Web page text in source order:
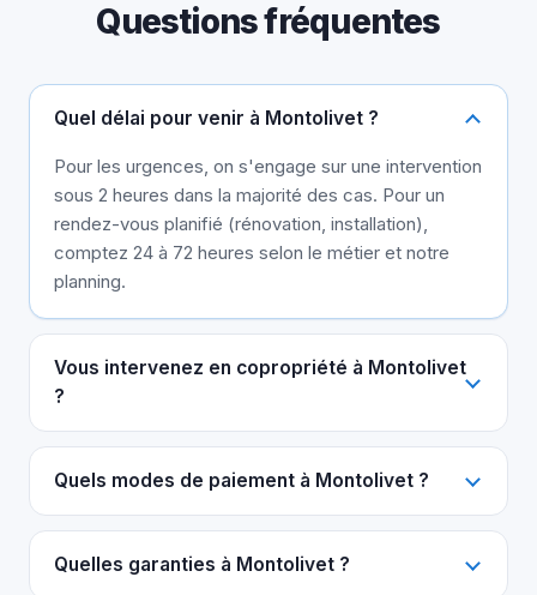
Questions fréquentes
Quel délai pour venir à Montolivet ?
Pour les urgences, on s'engage sur une intervention
sous 2 heures dans la majorité des cas. Pour un
rendez-vous planifié (rénovation, installation),
comptez 24 à 72 heures selon le métier et notre
planning.
Vous intervenez en copropriété à Montolivet
?
Quels modes de paiement à Montolivet ?
Quelles garanties à Montolivet ?